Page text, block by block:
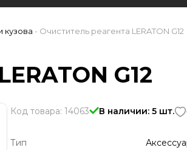
кузова - Очиститель реагента LERATON G12
G12
Код товара: 14063 В наличии: 5 шт.
Тип